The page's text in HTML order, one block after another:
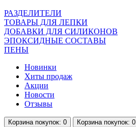
РАЗДЕЛИТЕЛИ
ТОВАРЫ ДЛЯ ЛЕПКИ
ДОБАВКИ ДЛЯ СИЛИКОНОВ
ЭПОКСИДНЫЕ СОСТАВЫ
ПЕНЫ
Новинки
Хиты продаж
Акции
Новости
Отзывы
Корзинапокупок: 0 Корзинапокупок: 0